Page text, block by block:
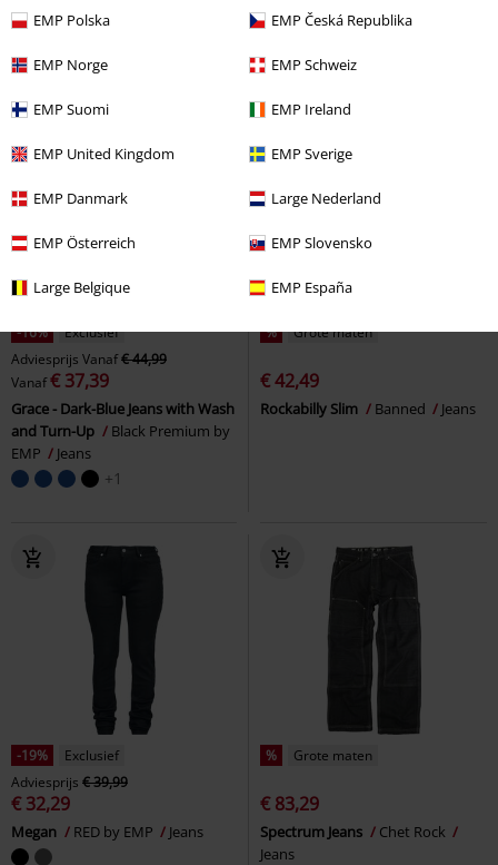
EMP Polska EMP Česká Republika
EMP Norge EMP Schweiz
EMP Suomi EMP Ireland
EMP United Kingdom EMP Sverige
EMP Danmark Large Nederland
EMP Österreich EMP Slovensko
Large Belgique EMP España
AZ365DB FWD NOOS
Jeans
AZ445DB NOOS
Jeans
-16%
Exclusief
Adviesprijs Vanaf€ 44,99
Vanaf€ 37,39
Grace - Dark-Blue Jeans with Wash
and Turn-Up
Black Premium by
EMP
Jeans
+1
% Grote maten
€ 42,49
Rockabilly Slim Banned Jeans
-19%
Exclusief
Adviesprijs € 39,99
€ 32,29
Megan RED by EMP Jeans
% Grote maten
€ 83,29
Spectrum Jeans
Chet Rock
Jeans